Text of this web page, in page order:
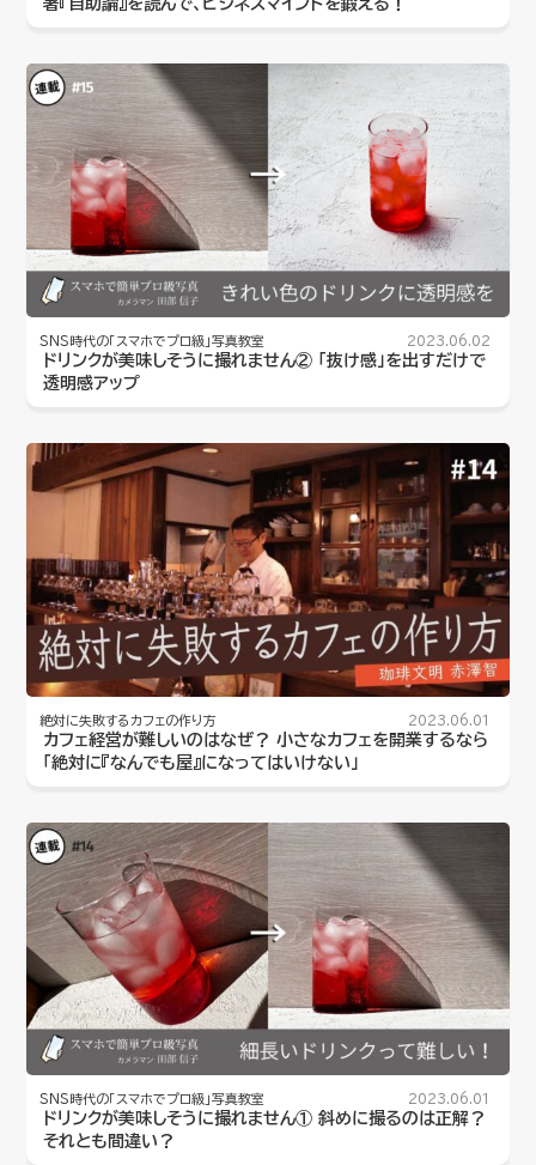
著『自助論』を読んで、ビジネスマインドを鍛える！
SNS時代の「スマホでプロ級」写真教室 2023.06.02
ドリンクが美味しそうに撮れません② 「抜け感」を出すだけで
透明感アップ
絶対に失敗するカフェの作り方 2023.06.01
カフェ経営が難しいのはなぜ？ 小さなカフェを開業するなら
「絶対に『なんでも屋』になってはいけない」
SNS時代の「スマホでプロ級」写真教室 2023.06.01
ドリンクが美味しそうに撮れません① 斜めに撮るのは正解？
それとも間違い？